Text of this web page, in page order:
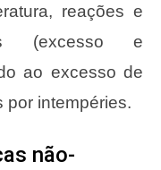
reações e
(excesso e
ao excesso de
​​por intempéries.
não-